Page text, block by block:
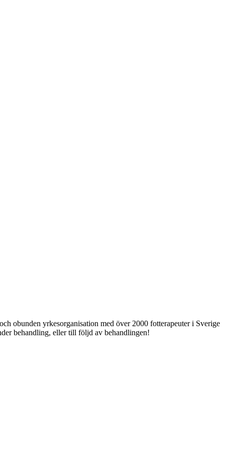
obunden yrkesorganisation med över 2000 fotterapeuter i Sverige
behandling, eller till följd av behandlingen!